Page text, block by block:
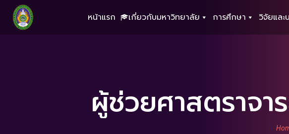
หน้าแรก เกี่ยวกับมหาวิทยาลัย การศึกษา วิจัยและ
ผู้ช่วยศาสตราจ